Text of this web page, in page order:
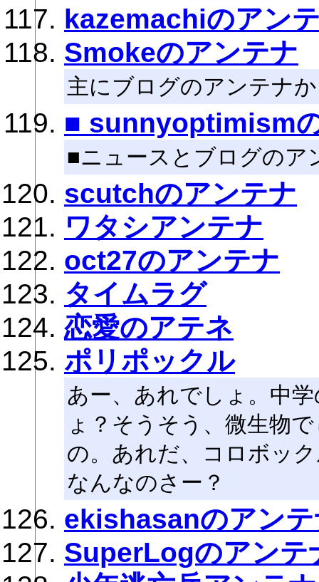
kazemachiのアン
Smokeのアンテナ
主にブログのアンテナ
■ sunnyoptimism
■ニュースとブログのア
scutchのアンテナ
ワタシアンテナ
oct27のアンテナ
タイムラグ
恋愛のアテネ
ポリポックル
あー、あれでしょ。中
ょ？そうそう、微生物
の。あれだ、コロボッ
なんなのさー？
ekishasanのアン
SuperLogのアンテ